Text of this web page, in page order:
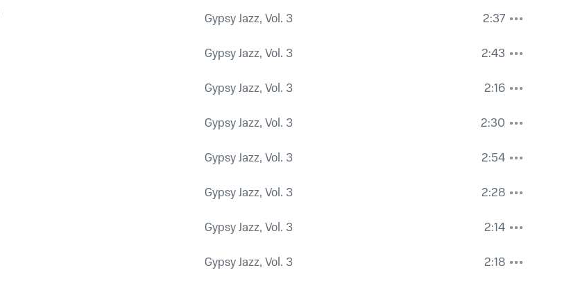
Gypsy Jazz, Vol. 3
2:37
Gypsy Jazz, Vol. 3
2:43
Gypsy Jazz, Vol. 3
2:16
Gypsy Jazz, Vol. 3
2:30
Gypsy Jazz, Vol. 3
2:54
Gypsy Jazz, Vol. 3
2:28
Gypsy Jazz, Vol. 3
2:14
Gypsy Jazz, Vol. 3 2:18